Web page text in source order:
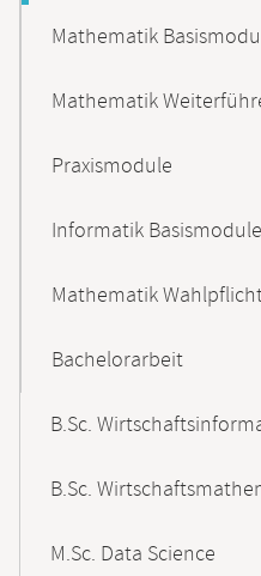
Mathematik
Mathematik
Praxismodule
Informatik Basismodule
Mathematik
Bachelorarbeit
B.Sc.
B.Sc.
M.Sc. Data Science